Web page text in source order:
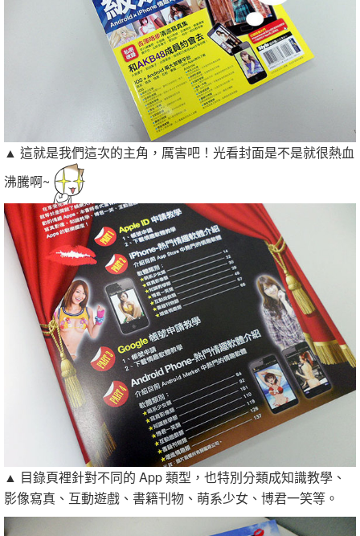
▲ 這就是我們這次的主角，厲害吧！光看封面是不是就很熱血
沸騰啊~
▲ 目錄頁裡針對不同的 App 類型，也特別分類成知識教學、
影像寫真、互動遊戲、書籍刊物、萌系少女、博君一笑等。